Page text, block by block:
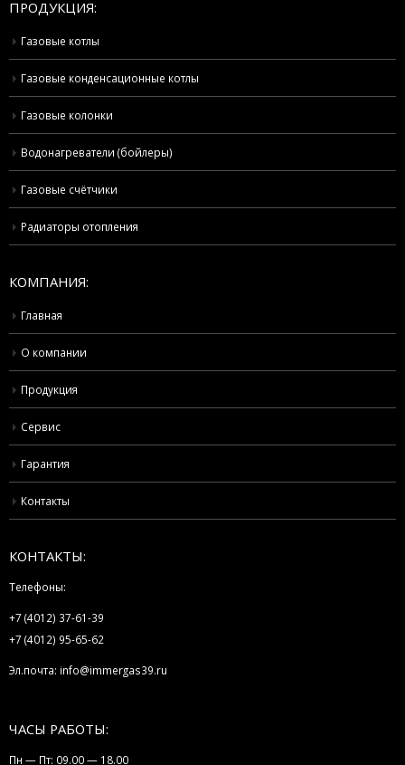
ПРОДУКЦИЯ:
Газовые котлы
Газовые конденсационные котлы
Газовые колонки
Водонагреватели (бойлеры)
Газовые счётчики
Радиаторы отопления
КОМПАНИЯ:
Главная
О компании
Продукция
Сервис
Гарантия
Контакты
КОНТАКТЫ:
Телефоны:
+7 (4012) 37-61-39
+7 (4012) 95-65-62
Эл.почта: info@immergas39.ru
ЧАСЫ РАБОТЫ:
Пн — Пт: 09.00 — 18.00